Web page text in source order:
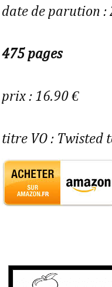
date de parution :
475 pages
prix : 16.90 €
titre VO : Twisted